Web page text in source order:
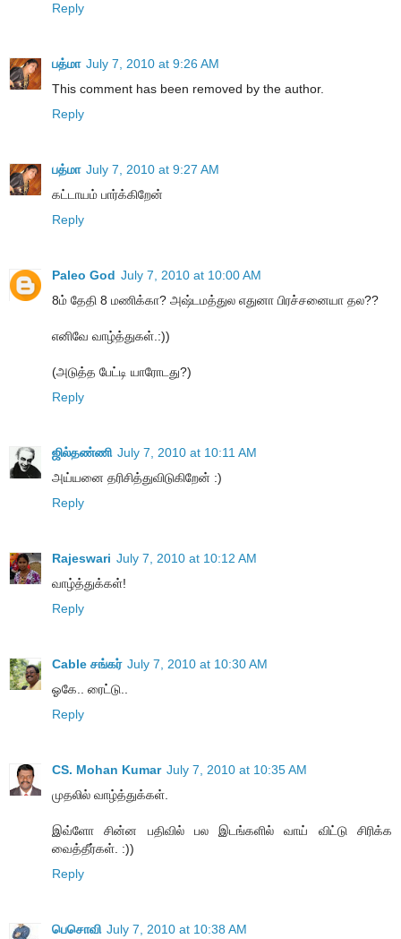
Reply
பத்மா July 7, 2010 at 9:26 AM
This comment has been removed by the author.
Reply
பத்மா July 7, 2010 at 9:27 AM
கட்டாயம் பார்க்கிறேன்
Reply
Paleo God July 7, 2010 at 10:00 AM
8ம் தேதி 8 மணிக்கா? அஷ்டமத்துல எதுனா பிரச்சனையா தல??
எனிவே வாழ்த்துகள்.:))
(அடுத்த பேட்டி யாரோடது?)
Reply
ஜில்தண்ணி July 7, 2010 at 10:11 AM
அய்யனை தரிசித்துவிடுகிறேன் :)
Reply
Rajeswari July 7, 2010 at 10:12 AM
வாழ்த்துக்கள்!
Reply
Cable சங்கர் July 7, 2010 at 10:30 AM
ஓகே.. ரைட்டு..
Reply
CS. Mohan Kumar July 7, 2010 at 10:35 AM
முதலில் வாழ்த்துக்கள்.
இவ்ளோ சின்ன பதிவில் பல இடங்களில் வாய் விட்டு சிரிக்க
வைத்தீர்கள். :))
Reply
பெசொவி July 7, 2010 at 10:38 AM